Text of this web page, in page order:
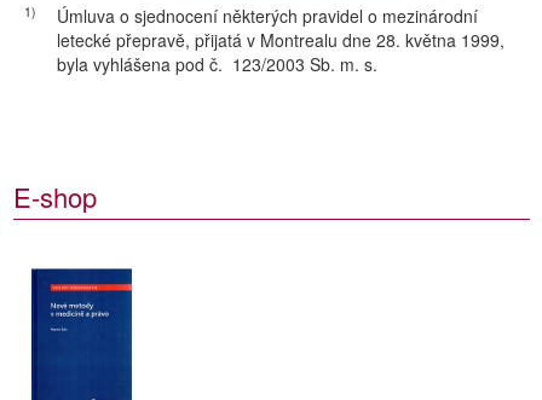
1)
Úmluva o sjednocení některých pravidel o mezinárodní
letecké přepravě, přijatá v Montrealu dne 28. května 1999,
byla vyhlášena pod č. 123/2003 Sb. m. s.
E-shop